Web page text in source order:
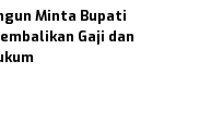
Minta Bupati
Gaji dan